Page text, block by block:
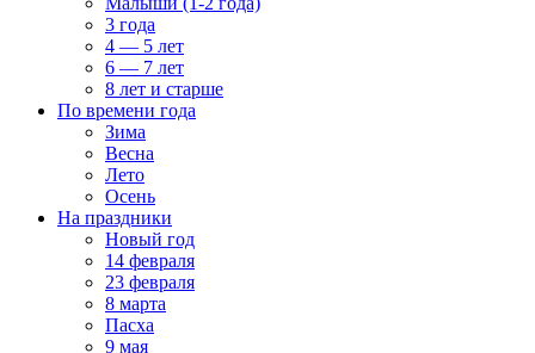
3 года
4 — 5 лет
6 — 7 лет
8 лет и старше
По времени года
Зима
Весна
Лето
Осень
На праздники
Новый год
14 февраля
23 февраля
8 марта
Пасха
9 мая